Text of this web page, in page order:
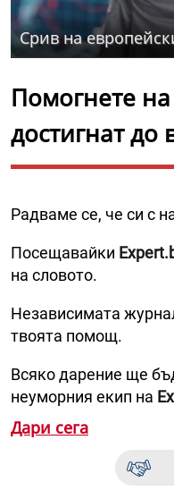
Срив на
Помогнете
достигнат до
Радваме се, че си с
Посещавайки
на словото.
Независимата
твоята помощ.
Всяко дарение ще
неуморния екип на
Дари сега